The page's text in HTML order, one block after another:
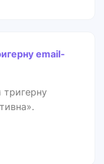
email-
тригерну